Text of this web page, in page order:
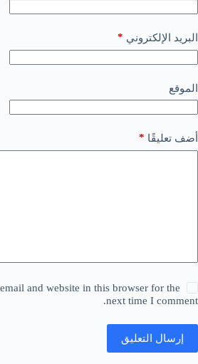
البريد الإلكتروني *
الموقع
أضف تعليقًا *
and website in this browser for the
next time I comment.
إرسال التعليق